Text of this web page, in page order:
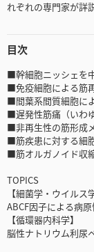
れぞれの専門家が詳
目次
■幹細胞ニッシェを
■免疫細胞による筋
■間葉系間質細胞に
■遅発性筋痛（いわ
■非再生性の筋形成
■筋疾患に対する細
■筋オルガノイド収
TOPICS
【細菌学・ウイルス
ABCF因子による病
【循環器内科学】
脳性ナトリウム利尿